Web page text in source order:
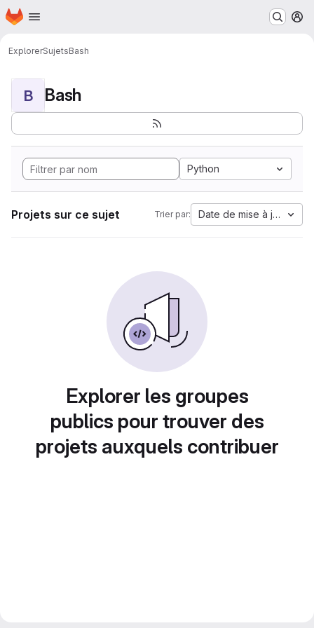
Passer au contenu principal
Page d'accueil
ExplorerSujetsBash
B Bash
Python
Projets sur ce sujet Trier par: Date de mise à jour
Explorer les groupes
publics pour trouver des
projets auxquels contribuer